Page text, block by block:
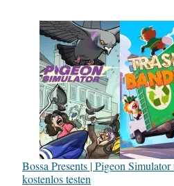
Bossa Presents | Pigeon
kostenlos testen